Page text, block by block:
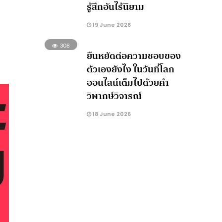
รู้สึกอันไร้นิยาม
19 June 2026
308
ยืนหยัดต่อความชอบของ
ตัวเองยังไง ในวันที่โลก
ออนไลน์เต็มไปด้วยคำ
วิพากษ์วิจารณ์
18 June 2026